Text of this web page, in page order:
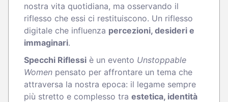
nostra vita quotidiana, ma osservando il
riflesso che essi ci restituiscono. Un riflesso
digitale che influenza percezioni, desideri e
immaginari.
Specchi Riflessi è un evento Unstoppable
Women pensato per affrontare un tema che
attraversa la nostra epoca: il legame sempre
più stretto e complesso tra estetica, identità